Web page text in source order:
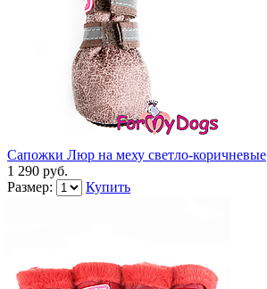
Сапожки Люр на меху светло-коричневые
1 290 руб.
Размер:
Купить